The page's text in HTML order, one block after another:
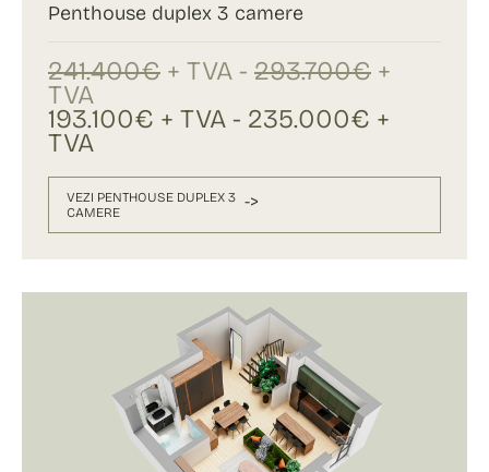
Penthouse duplex 3 camere
241.400€ + TVA - 293.700€ +
TVA
193.100€ + TVA - 235.000€ +
TVA
VEZI PENTHOUSE DUPLEX 3
CAMERE
->